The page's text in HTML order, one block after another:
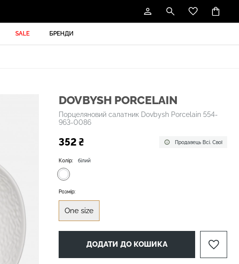
SALE БРЕНДИ
DOVBYSH PORCELAIN
Порцеляновий салатник Dovbysh Porcelain 554-
963-0086
352 ₴ Продавець Всі. Свої
Колір: білий
Розмір:
One size
ДОДАТИ ДО КОШИКА